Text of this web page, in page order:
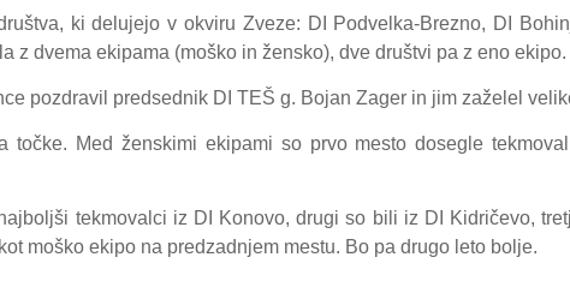
ki delujejo v okviru Zveze: DI Podvelka-Brezno, DI
z dvema ekipama (moško in žensko), dve društvi pa z eno ekipo.
pozdravil predsednik DI TEŠ g. Bojan Zager in jim zaželel
točke. Med ženskimi ekipami so prvo mesto dosegle
tekmovalci iz DI Konovo, drugi so bili iz DI Kidričevo,
moško ekipo na predzadnjem mestu. Bo pa drugo leto bolje.